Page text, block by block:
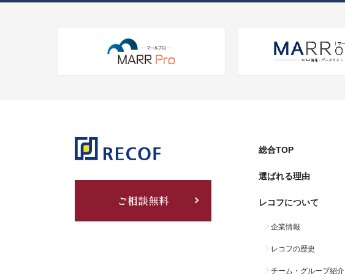
総合TOP
選ばれる理由
レコフについて
企業情報
レコフの歴史
チーム・グループ紹介
ご相談無料